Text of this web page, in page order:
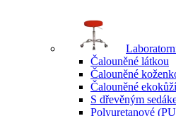
Čalouněné látkou
Čalouněné
Čalouněné ekokůží
S dřevěným
Polyuretanové